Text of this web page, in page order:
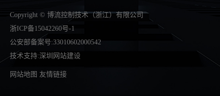
Copyright © 博流控制技术（浙江）有限公司
浙ICP备15042260号-1
公安部备案号:33010602000542
技术支持:深圳网站建设
网站地图 友情链接